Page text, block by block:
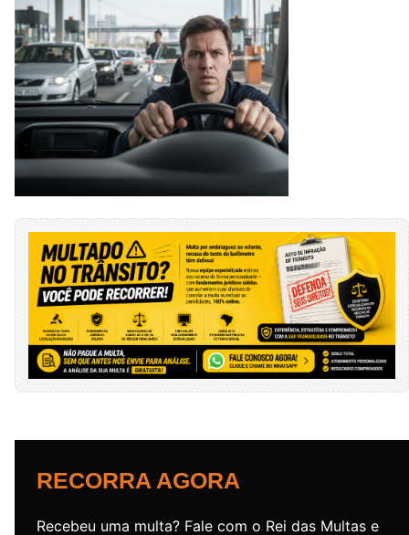
RECORRA AGORA
Recebeu uma multa? Fale com o Rei das Multas e